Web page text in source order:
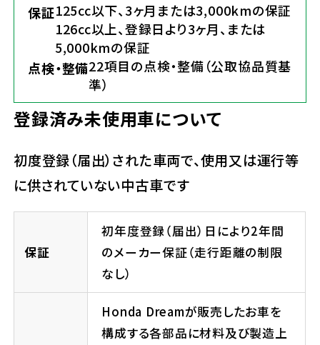
保証125cc以下、3ヶ月または3,000kmの保証
126cc以上、登録日より3ヶ月、または
5,000kmの保証
点検・整備22項目の点検・整備（公取協品質基
準）
登録済み未使用車について
初度登録（届出）された車両で、使用又は運行等
に供されていない中古車です
保証
初年度登録（届出）日により2年間
のメーカー保証（走行距離の制限
なし）
Honda Dreamが販売したお車を
構成する各部品に材料及び製造上